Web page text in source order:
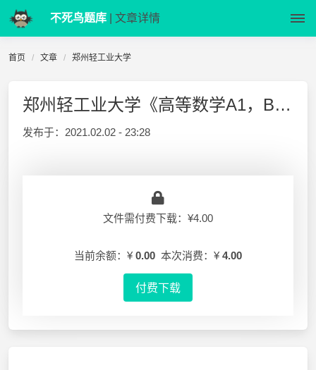
不死鸟题库 | 文章详情
首页 文章 郑州轻工业大学
郑州轻工业大学《高等数学A1，B1》 17-18-1 期末试卷
发布于： 2021.02.02 - 23:28
文件需付费下载：¥4.00
当前余额：¥ 0.00 本次消费：¥ 4.00
付费下载